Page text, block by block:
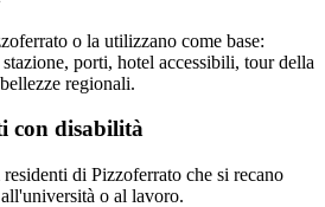
o la utilizzano come base:
porti, hotel accessibili, tour della
regionali.
con disabilità
di Pizzoferrato che si recano
o al lavoro.